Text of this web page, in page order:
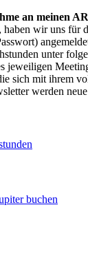
an meinen
haben wir uns
unter
sich mit ihrem
werden
buchen